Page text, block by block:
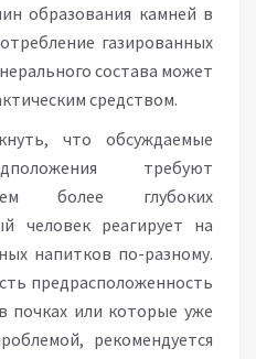
образования камней в
газированных
состава может
средством.
что обсуждаемые
требуют
более глубоких
человек реагирует на
напитков по-разному.
предрасположенность
почках или которые уже
рекомендуется